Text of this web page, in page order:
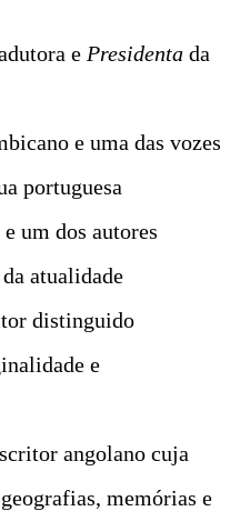
e Presidenta da
e uma das vozes
portuguesa
um dos autores
atualidade
distinguido
e
angolano cuja
memórias e